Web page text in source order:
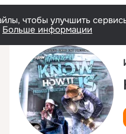
чтобы улучшить
Больше информации